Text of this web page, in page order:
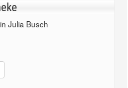
Julia Busch